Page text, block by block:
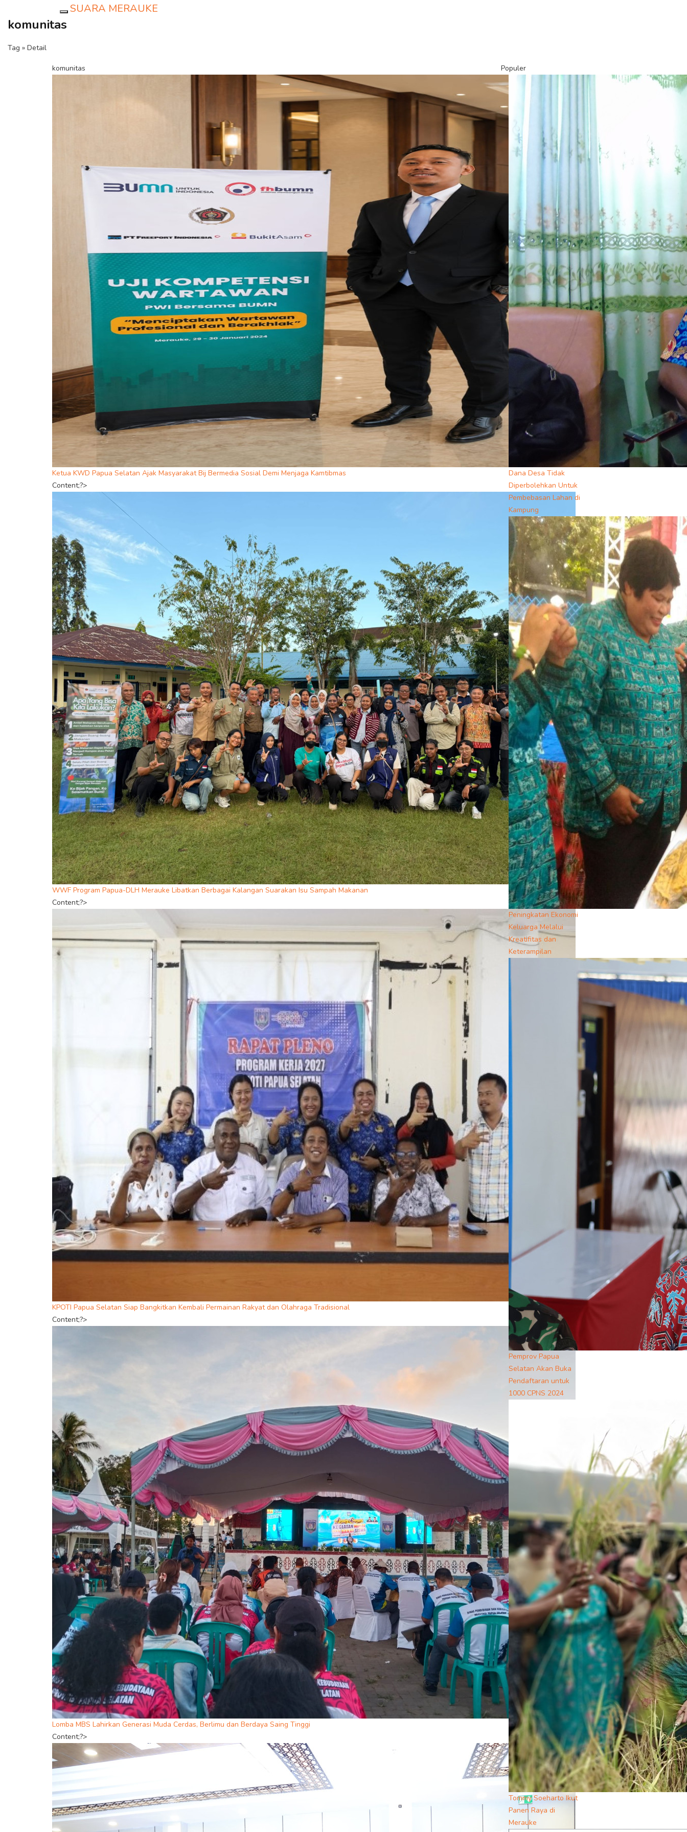
SUARA MERAUKE
komunitas
Tag » Detail
komunitas
Ketua KWD Papua Selatan Ajak Masyarakat Bij Bermedia Sosial Demi Menjaga Kamtibmas
Content;?>
WWF Program Papua-DLH Merauke Libatkan Berbagai Kalangan Suarakan Isu Sampah Makanan
Content;?>
KPOTI Papua Selatan Siap Bangkitkan Kembali Permainan Rakyat dan Olahraga Tradisional
Content;?>
Lomba MBS Lahirkan Generasi Muda Cerdas, Berlimu dan Berdaya Saing Tinggi
Content;?>
Populer
Dana Desa Tidak
Diperbolehkan Untuk
Pembebasan Lahan di
Kampung
Peningkatan Ekonomi
Keluarga Melalui
Kreatifitas dan
Keterampilan
Pemprov Papua
Selatan Akan Buka
Pendaftaran untuk
1000 CPNS 2024
Tommy Soeharto Ikut
Panen Raya di
Merauke